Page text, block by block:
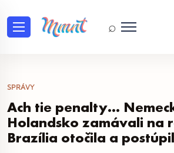
⌕
SPRÁVY
Ach tie penalty…
Holandsko zamávali na
Brazília otočila a